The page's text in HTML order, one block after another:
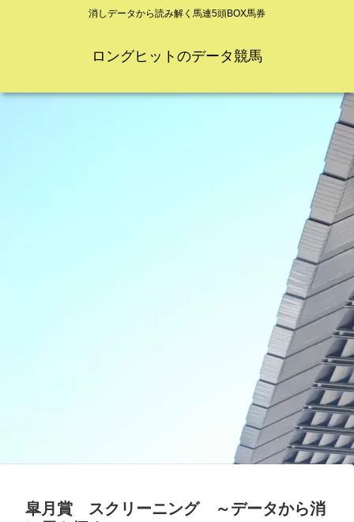
消しデータから読み解く馬連5頭BOX馬券
ロングヒットのデータ競馬
皐月賞 スクリーニング ～データから消